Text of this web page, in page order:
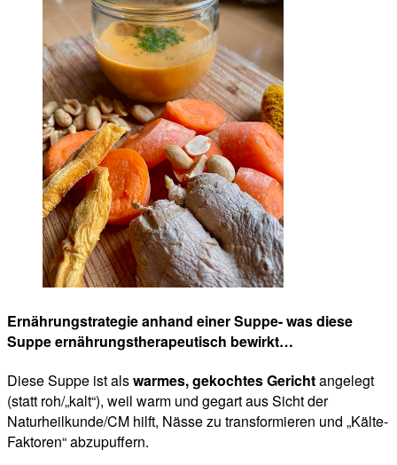
Ernährungstrategie anhand einer Suppe- was diese
Suppe ernährungstherapeutisch bewirkt…
Diese Suppe ist alswarmes, gekochtes Gerichtangelegt
(statt roh/„kalt“), weil warm und gegart aus Sicht der
Naturheilkunde/CM hilft, Nässe zu transformieren und „Kälte-
Faktoren“ abzupuffern.